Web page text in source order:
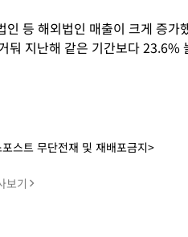
인 등 해외법인 매출이 크게 증가
둬 지난해 같은 기간보다 23.6%
스트 무단전재 및 재배포금지>
보기